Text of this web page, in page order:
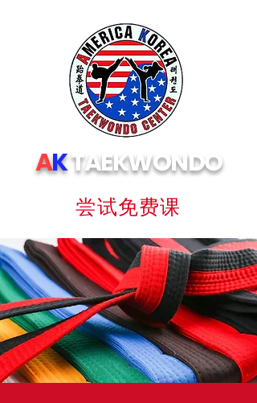
尝试免费课
AKTAEKWONDO